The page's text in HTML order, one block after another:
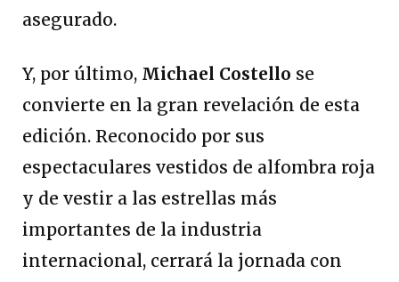
asegurado.
Y, por último, Michael Costello se
convierte en la gran revelación de esta
edición. Reconocido por sus
espectaculares vestidos de alfombra roja
y de vestir a las estrellas más
importantes de la industria
internacional, cerrará la jornada con